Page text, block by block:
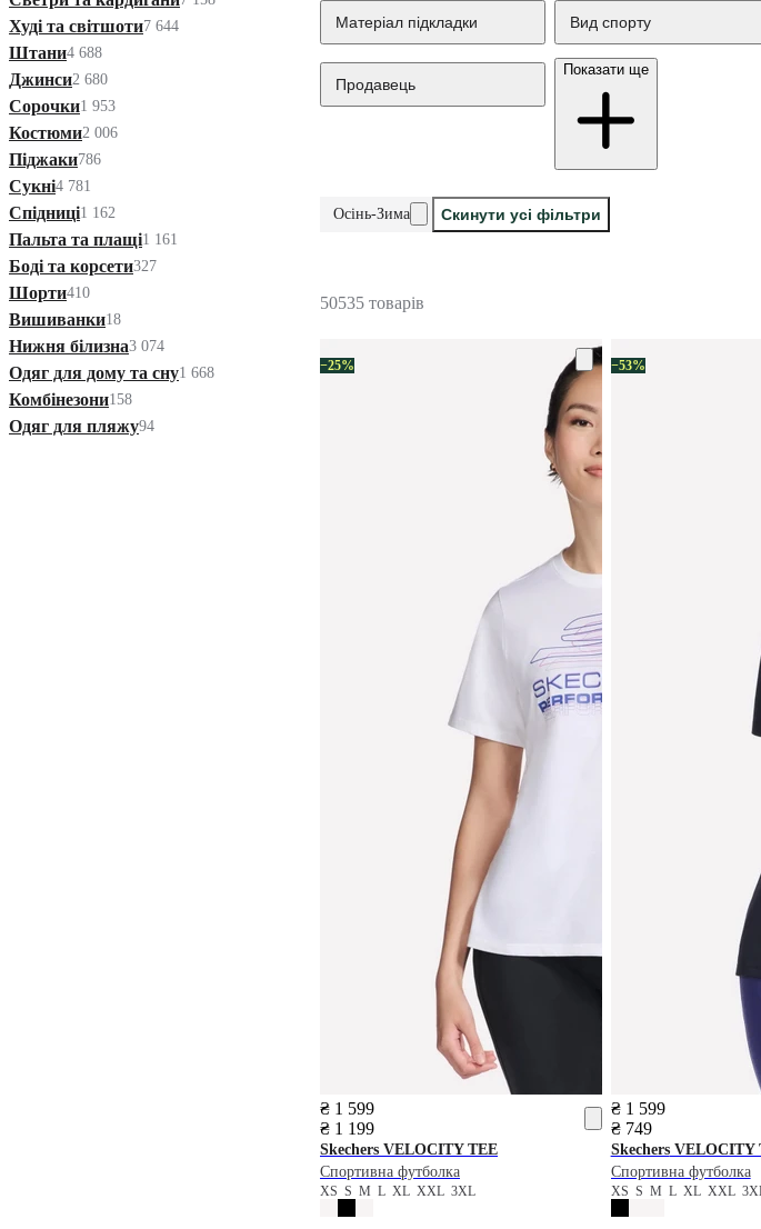
Худі та світшоти7 644
Штани4 688
Джинси2 680
Сорочки1 953
Костюми2 006
Піджаки786
Сукні4 781
Спідниці1 162
Пальта та плащі1 161
Боді та корсети327
Шорти410
Вишиванки18
Нижня білизна3 074
Одяг для дому та сну1 668
Комбінезони158
Одяг для пляжу94
Матеріал підкладки Вид спорту
Продавець
Показати ще
Осінь-Зима Скинути усі фільтри
50535 товарів
−25%
₴ 1 599
₴ 1 199
Skechers VELOCITY TEE
Спортивна футболка
XS S M L XL XXL 3XL
−53%
₴ 1 599
₴ 749
SkechersVELOCITY
Спортивна футболка
XS S M L XL XXL